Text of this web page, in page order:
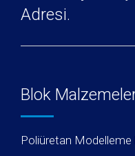
Adresi.
Blok
Poliüretan Modelleme